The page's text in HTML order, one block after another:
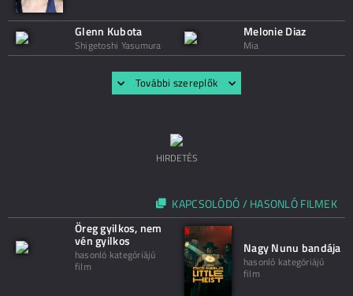
Glenn Kubota
Shigetoshi Yasumura
Melonie Diaz
Mia
További szereplők
HIRDETÉS
KAPCSOLÓDÓ / HASONLÓ FILMEK
Öreg gyilkos, nem
vén gyilkos
hasonló kategóriájú
film
Nagy Nunu bandája
hasonló kategóriájú
film